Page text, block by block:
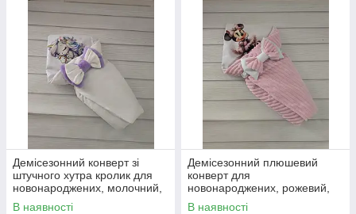
Демісезонний конверт зі
штучного хутра кролик для
новонароджених, молочний,
принт єдиноріг
В наявності
Демісезонний плюшевий
конверт для
новонароджених, рожевий,
принт Minni
В наявності